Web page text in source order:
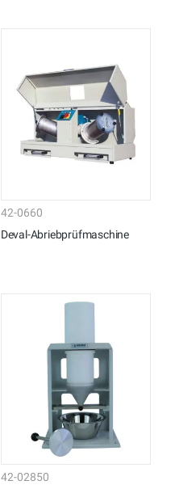
42-0660
Deval-Abriebprüfmaschine
42-02850